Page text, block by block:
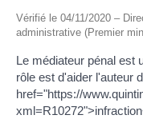
Vérifié le 04/11/2020 –
administrative (Premier
Le médiateur pénal est
rôle est d'aider l'auteur
href="https://